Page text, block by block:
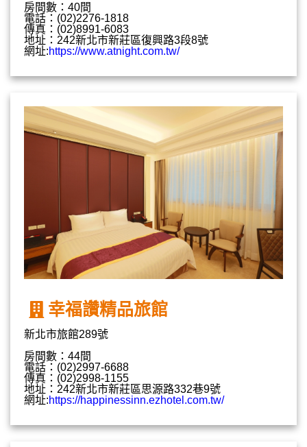
房間數：40間
電話：(02)2276-1818
傳真：(02)8991-6083
地址：242新北市新莊區復興路3段8號
網址:https://www.atnight.com.tw/
幸福讚精品旅館
新北市旅館289號
房間數：44間
電話：(02)2997-6688
傳真：(02)2998-1155
地址：242新北市新莊區思源路332巷9號
網址:https://happinessinn.ezhotel.com.tw/